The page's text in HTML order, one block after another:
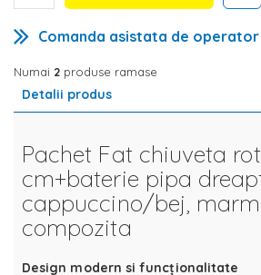
Comanda asistata de operator
Numai 2 produse ramase
Detalii produs
Pachet Fat chiuveta
cm+baterie pipa
cappuccino/bej,
compozita
Design modern si funcționalitate